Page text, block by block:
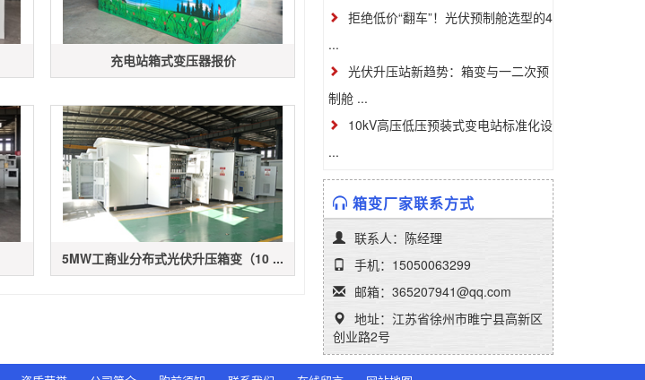
充电站箱式变压器报价
5MW工商业分布式光伏升压箱变（10 ...
拒绝低价“翻车”！光伏预制舱选型的4
...
光伏升压站新趋势：箱变与一二次预
制舱 ...
10kV高压低压预装式变电站标准化设
...
箱变厂家联系方式
联系人：陈经理
手机：15050063299
邮箱：365207941@qq.com
地址：江苏省徐州市睢宁县高新区
创业路2号